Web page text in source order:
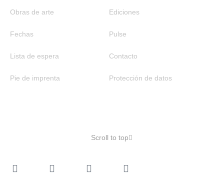
Obras de arte Ediciones
Fechas Pulse
Lista de espera Contacto
Pie de imprenta Protección de datos
Scroll to top